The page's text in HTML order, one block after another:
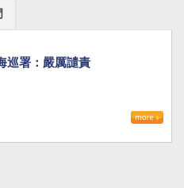
巡署：嚴厲譴責